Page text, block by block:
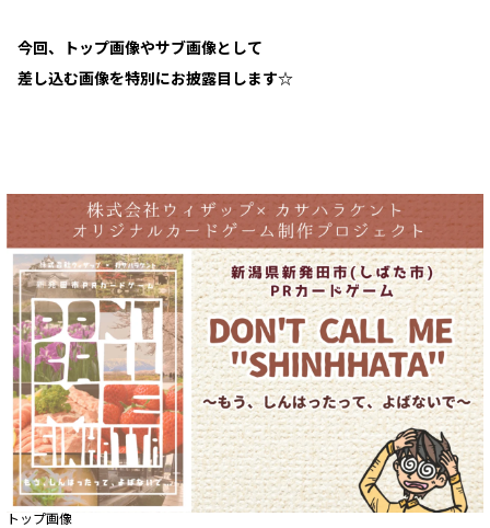
今回、トップ画像やサブ画像として
差し込む画像を特別にお披露目します☆
トップ画像